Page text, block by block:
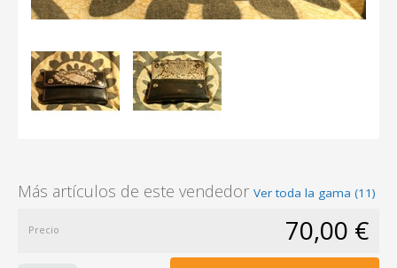
Más artículos de este vendedor Ver toda la gama (11)
Precio 70,00 €